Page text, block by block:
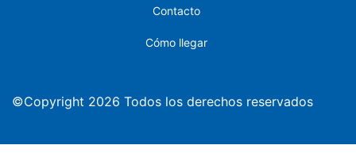
Contacto
Cómo llegar
©Copyright 2026 Todos los derechos reservados